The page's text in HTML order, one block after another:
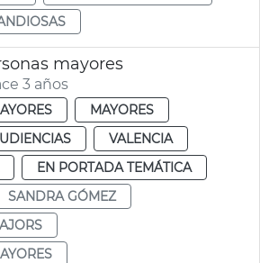
mayores
3 años
MAYORES
VALENCIA
EN PORTADA TEMÁTICA
SANDRA GÓMEZ